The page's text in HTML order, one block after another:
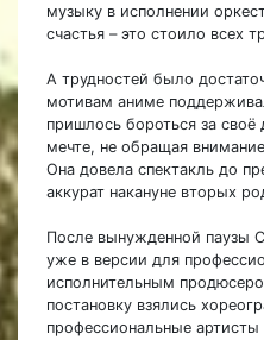
музыку в исполнении
счастья – это стоило всех
А трудностей было
мотивам аниме
пришлось бороться за
мечте, не обращая
Она довела спектакль до
аккурат накануне вторых
После вынужденной паузы
уже в версии для
исполнительным
постановку взялись
профессиональные